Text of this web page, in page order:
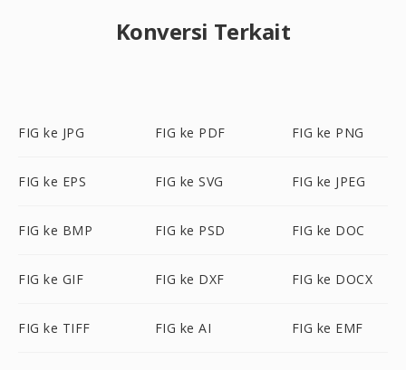
Konversi Terkait
FIG ke JPG FIG ke PDF FIG ke PNG
FIG ke EPS FIG ke SVG FIG ke JPEG
FIG ke BMP FIG ke PSD FIG ke DOC
FIG ke GIF FIG ke DXF FIG ke DOCX
FIG ke TIFF FIG ke AI FIG ke EMF